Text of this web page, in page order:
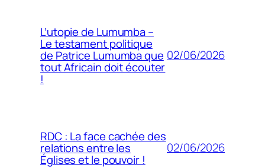
L’utopie de Lumumba –
Le testament politique
de Patrice Lumumba que
tout Africain doit écouter
!
02/06/2026
RDC : La face cachée des
relations entre les
Églises et le pouvoir !
02/06/2026